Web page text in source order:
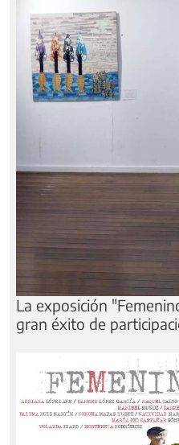
La exposición
gran éxito de